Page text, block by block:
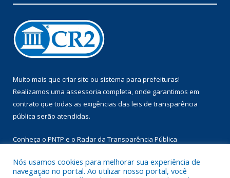
Muito mais que criar site ou sistema para prefeituras!
Realizamos uma assessoria completa, onde garantimos em
contrato que todas as exigências das leis de transparência
pública serão atendidas.
Conheça o PNTP e o Radar da Transparência Pública
Nós usamos cookies para melhorar sua experiência de
navegação no portal. Ao utilizar nosso portal, você